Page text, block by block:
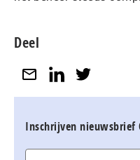
Deel
Inschrijven nieuwsbrief